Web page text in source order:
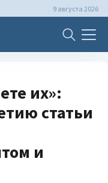
9 августа 2026
их»:
статьи
и